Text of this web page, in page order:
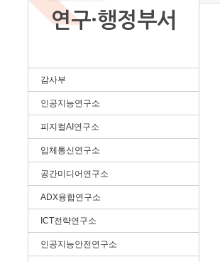
연구·행정부서
감사부
인공지능연구소
피지컬AI연구소
입체통신연구소
공간미디어연구소
ADX융합연구소
ICT전략연구소
인공지능안전연구소